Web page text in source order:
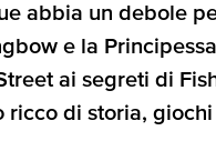
abbia un debole
e la
ai segreti di
ricco di storia,